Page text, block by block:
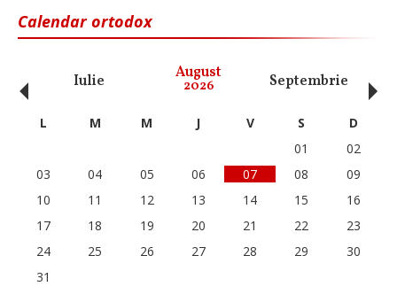
Calendar ortodox
Iulie August
2026 Septembrie
‹ L M M J V S
D
01
02
03
04 05 06 07 08
09
10
11 12 13 14 15
16
17
18 19 20 21 22
23
24
25 26 27 28 29
30
31